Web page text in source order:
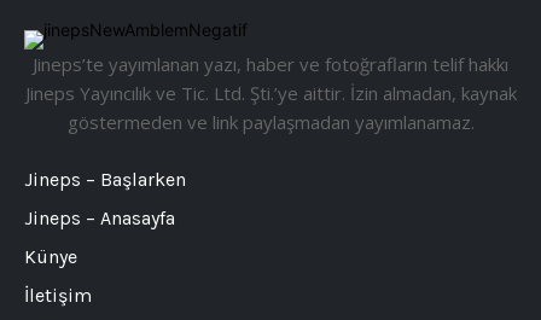
Jineps’te yayımlanan yazı, haber ve fotoğrafların telif hakkı
Jineps Yayıncılık ve Tic. Ltd. Şti.’ye aittir. İzin almadan, kaynak
göstermeden ve link paylaşmadan yayımlanamaz.
Jineps – Başlarken
Jineps – Anasayfa
Künye
İletişim